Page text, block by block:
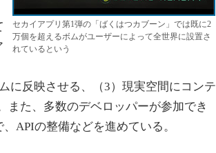
セカイアプリ第1弾の「ばくはつカブーン」では既に2
万個を超えるボムがユーザーによって全世界に設置さ
れているという
に反映させる、（3）現実空間にコンテ
また、多数のデベロッパーが参加でき
APIの整備などを進めている。